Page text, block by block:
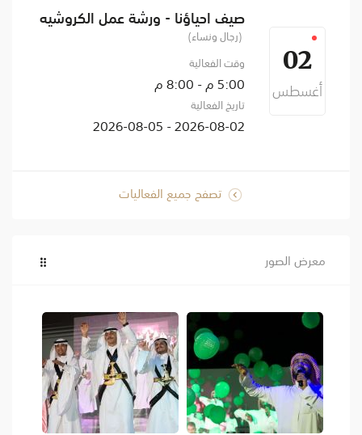
02
أغسطس
صيف احياؤنا - ورشة عمل الكروشيه
(رجال ونساء)
وقت الفعالية
5:00 م - 8:00 م
تاريخ الفعالية
2026-08-02 - 2026-08-05
تصفح جميع الفعاليات
معرض الصور